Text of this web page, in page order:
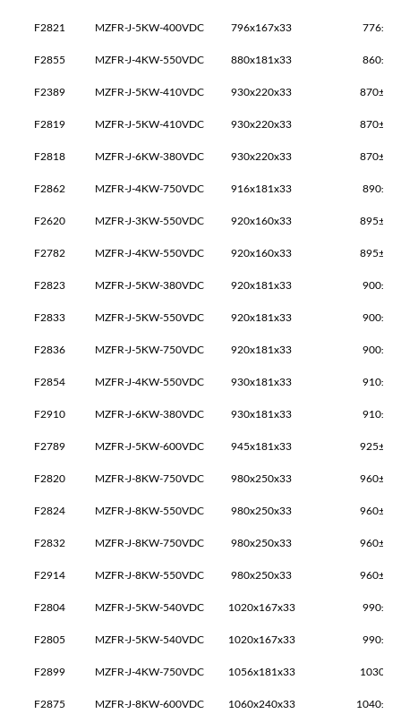
F2821 MZFR-J-5KW-400VDC 796x167x33
F2855 MZFR-J-4KW-550VDC 880x181x33
F2389 MZFR-J-5KW-410VDC 930x220x33
F2819 MZFR-J-5KW-410VDC 930x220x33
F2818 MZFR-J-6KW-380VDC 930x220x33
F2862 MZFR-J-4KW-750VDC 916x181x33
F2620 MZFR-J-3KW-550VDC 920x160x33
F2782 MZFR-J-4KW-550VDC 920x160x33
F2823 MZFR-J-5KW-380VDC 920x181x33
F2833 MZFR-J-5KW-550VDC 920x181x33
F2836 MZFR-J-5KW-750VDC 920x181x33
F2854 MZFR-J-4KW-550VDC 930x181x33
F2910 MZFR-J-6KW-380VDC 930x181x33
F2789 MZFR-J-5KW-600VDC 945x181x33
F2820 MZFR-J-8KW-750VDC 980x250x33
F2824 MZFR-J-8KW-550VDC 980x250x33
F2832 MZFR-J-8KW-750VDC 980x250x33
F2914 MZFR-J-8KW-550VDC 980x250x33
F2804 MZFR-J-5KW-540VDC 1020x167x33
F2805 MZFR-J-5KW-540VDC 1020x167x33
F2899 MZFR-J-4KW-750VDC 1056x181x33
F2875 MZFR-J-8KW-600VDC 1060x240x33